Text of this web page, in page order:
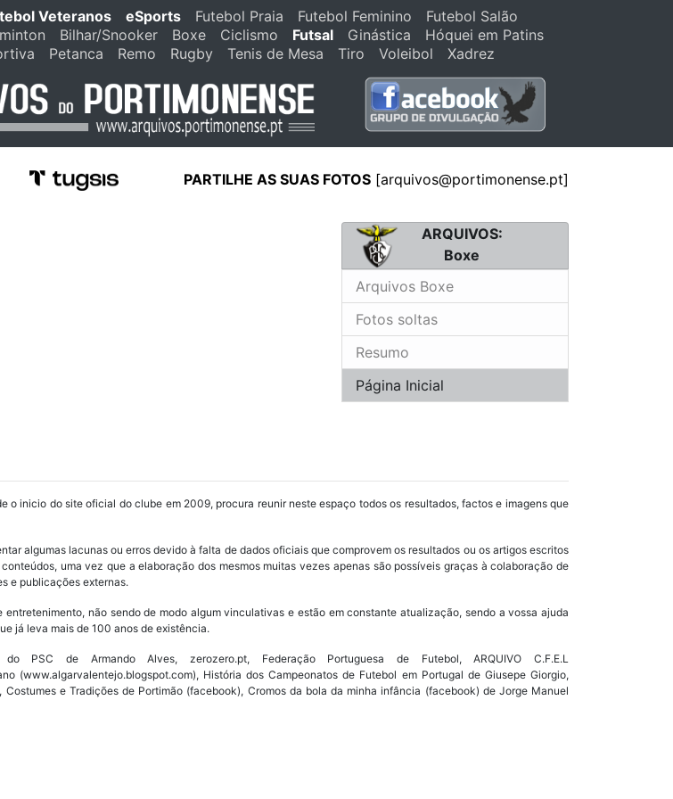
Veteranos eSports Futebol Praia Futebol Feminino
Futebol Salão
Bilhar/Snooker Boxe Ciclismo Futsal Ginástica
Hóquei em Patins
Petanca Remo Rugby Tenis de Mesa Tiro Voleibol Xadrez
PARTILHE AS SUAS FOTOS [arquivos@portimonense.pt]
ARQUIVOS:
Boxe
Arquivos Boxe
Fotos soltas
Resumo
Página Inicial
o inicio do site oficial do clube em 2009, procura reunir neste espaço todos os resultados, factos e imagens que
algumas lacunas ou erros devido à falta de dados oficiais que comprovem os resultados ou os artigos escritos
uma vez que a elaboração dos mesmos muitas vezes apenas são possíveis graças à colaboração de
e publicações externas.
não sendo de modo algum vinculativas e estão em constante atualização, sendo a vossa ajuda
já leva mais de 100 anos de existência.
de Armando Alves, zerozero.pt, Federação Portuguesa de Futebol, ARQUIVO C.F.E.L
(www.algarvalentejo.blogspot.com), História dos Campeonatos de Futebol em Portugal de Giusepe Giorgio,
e Tradições de Portimão (facebook), Cromos da bola da minha infância (facebook) de Jorge Manuel